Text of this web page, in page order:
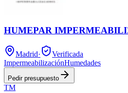
HUMEPAR
Madrid·
Verificada
ImpermeabilizaciónHumedades
Pedir presupuesto
TM